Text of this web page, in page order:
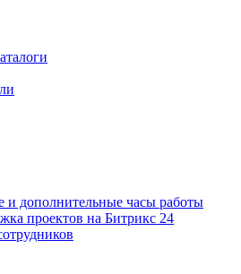
и дополнительные часы работы
проектов на Битрикс 24